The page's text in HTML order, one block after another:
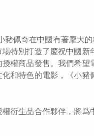
佩奇在中國有著龐大
特別打造了慶祝中國新
權商品發售。我們希望
和特色的電影，《小豬
衍生品合作夥伴，將爲